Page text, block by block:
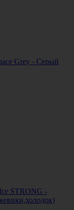
Grey - Серый
STRONG -